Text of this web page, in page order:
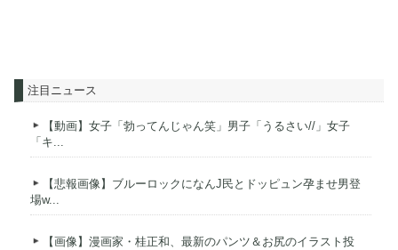
注目ニュース
【動画】女子「勃ってんじゃん笑」男子「うるさい//」女子
「キ...
【悲報画像】ブルーロックになんJ民とドッピュン孕ませ男登
場w...
【画像】漫画家・桂正和、最新のパンツ＆お尻のイラスト投